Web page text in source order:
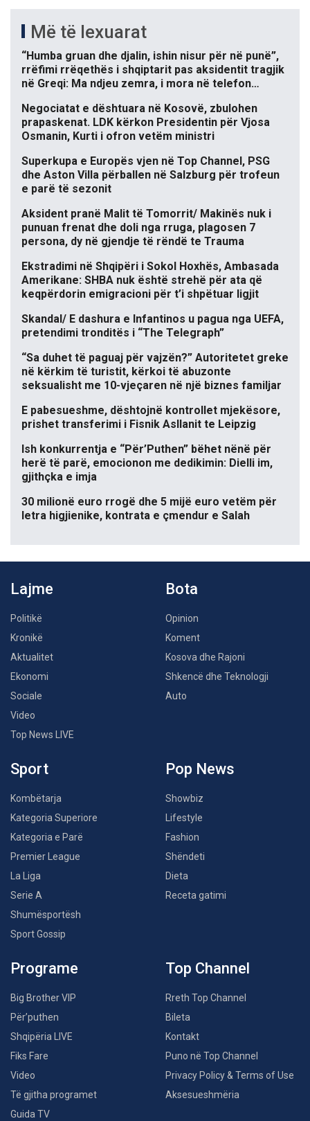
Më të lexuarat
“Humba gruan dhe djalin, ishin nisur për në punë”,
rrëfimi rrëqethës i shqiptarit pas aksidentit tragjik
në Greqi: Ma ndjeu zemra, i mora në telefon…
Negociatat e dështuara në Kosovë, zbulohen
prapaskenat. LDK kërkon Presidentin për Vjosa
Osmanin, Kurti i ofron vetëm ministri
Superkupa e Europës vjen në Top Channel, PSG
dhe Aston Villa përballen në Salzburg për trofeun
e parë të sezonit
Aksident pranë Malit të Tomorrit/ Makinës nuk i
punuan frenat dhe doli nga rruga, plagosen 7
persona, dy në gjendje të rëndë te Trauma
Ekstradimi në Shqipëri i Sokol Hoxhës, Ambasada
Amerikane: SHBA nuk është strehë për ata që
keqpërdorin emigracioni për t’i shpëtuar ligjit
Skandal/ E dashura e Infantinos u pagua nga UEFA,
pretendimi tronditës i “The Telegraph”
“Sa duhet të paguaj për vajzën?” Autoritetet greke
në kërkim të turistit, kërkoi të abuzonte
seksualisht me 10-vjeçaren në një biznes familjar
E pabesueshme, dështojnë kontrollet mjekësore,
prishet transferimi i Fisnik Asllanit te Leipzig
Ish konkurrentja e “Për’Puthen” bëhet nënë për
herë të parë, emocionon me dedikimin: Dielli im,
gjithçka e imja
30 milionë euro rrogë dhe 5 mijë euro vetëm për
letra higjienike, kontrata e çmendur e Salah
Lajme
Politikë
Kronikë
Aktualitet
Ekonomi
Sociale
Video
Top News LIVE
Bota
Opinion
Koment
Kosova dhe Rajoni
Shkencë dhe Teknologji
Auto
Sport
Kombëtarja
Kategoria Superiore
Kategoria e Parë
Premier League
La Liga
Serie A
Shumësportësh
Sport Gossip
Pop News
Showbiz
Lifestyle
Fashion
Shëndeti
Dieta
Receta gatimi
Programe
Big Brother VIP
Për’puthen
Shqipëria LIVE
Fiks Fare
Video
Të gjitha programet
Guida TV
Top Channel
Rreth Top Channel
Bileta
Kontakt
Puno në Top Channel
Privacy Policy & Terms of Use
Aksesueshmëria